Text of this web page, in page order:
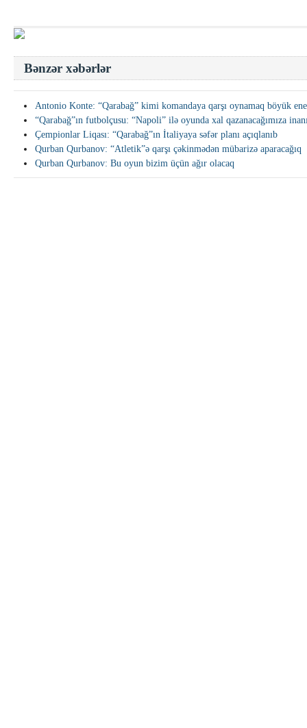
Bənzər xəbərlər
Antonio Konte: “Qarabağ” kimi komandaya qarşı oynamaq böyük
“Qarabağ”ın futbolçusu: “Napoli” ilə oyunda xal qazanacağımıza
Çempionlar Liqası: “Qarabağ”ın İtaliyaya səfər planı açıqlanıb
Qurban Qurbanov: “Atletik”ə qarşı çəkinmədən mübarizə aparacağıq
Qurban Qurbanov: Bu oyun bizim üçün ağır olacaq